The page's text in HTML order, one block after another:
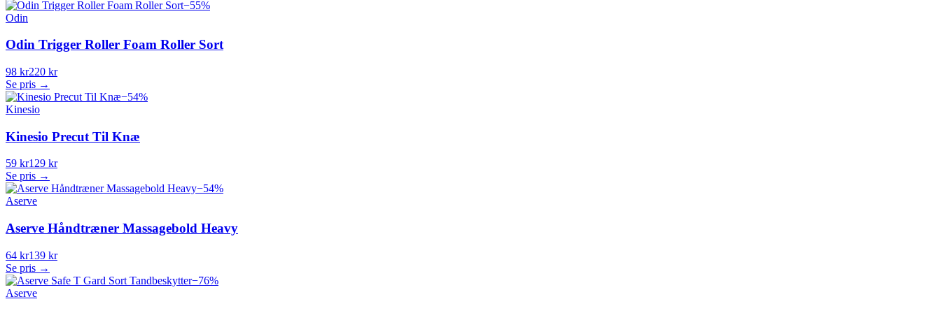
−55%
Odin
Odin Trigger Roller Foam Roller Sort
98 kr220 kr
Se pris →
−54%
Kinesio
Kinesio Precut Til Knæ
59 kr129 kr
Se pris →
−54%
Aserve
Aserve Håndtræner Massagebold Heavy
64 kr139 kr
Se pris →
−76%
Aserve